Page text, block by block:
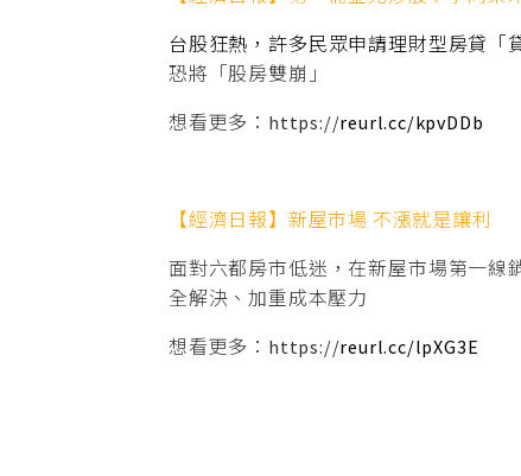
台股狂熱，許多民眾申請理財型房貸「
恐將「股房雙崩」
想看更多：https://reurl.cc/kpvDDb
【經濟日報】新屋市場 不漲就是讓利
面對六都房市低迷，在新屋市場第一線
全解決、加重成本壓力
想看更多：https://reurl.cc/lpXG3E